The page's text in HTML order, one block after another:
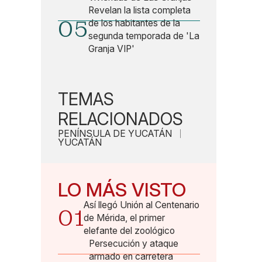
05
Revelan la lista completa
de los habitantes de la
segunda temporada de 'La
Granja VIP'
TEMAS
RELACIONADOS
PENÍNSULA DE YUCATÁN
YUCATÁN
LO MÁS VISTO
01Así llegó Unión al Centenario
de Mérida, el primer
elefante del zoológico
Persecución y ataque
armado en carretera